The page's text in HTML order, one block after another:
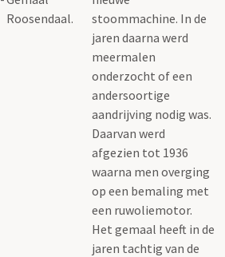
Roosendaal.
stoommachine. In de
jaren daarna werd
meermalen
onderzocht of een
andersoortige
aandrijving nodig was.
Daarvan werd
afgezien tot 1936
waarna men overging
op een bemaling met
een ruwoliemotor.
Het gemaal heeft in de
jaren tachtig van de